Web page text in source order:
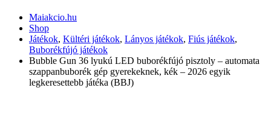
Maiakcio.hu
Shop
Játékok, Kültéri játékok, Lányos játékok, Fiús játékok,
Buborékfújó játékok
Bubble Gun 36 lyukú LED buborékfújó pisztoly – automata
szappanbuborék gép gyerekeknek, kék – 2026 egyik
legkeresettebb játéka (BBJ)